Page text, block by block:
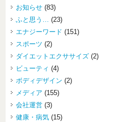
お知らせ (83)
ふと思う… (23)
エナジーワード (151)
スポーツ (2)
ダイエットエクササイズ (2)
ビューティ (4)
ボディデザイン (2)
メディア (155)
会社運営 (3)
健康・病気 (15)